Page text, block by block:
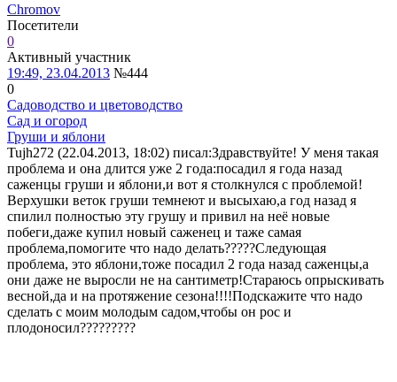
Chromov
Посетители
0
Активный участник
19:49, 23.04.2013 №444
0
Садоводство и цветоводство
Сад и огород
Груши и яблони
Tujh272 (22.04.2013, 18:02) писал:Здравствуйте! У меня такая
проблема и она длится уже 2 года:посадил я года назад
саженцы груши и яблони,и вот я столкнулся с проблемой!
Верхушки веток груши темнеют и высыхаю,а год назад я
спилил полностью эту грушу и привил на неё новые
побеги,даже купил новый саженец и таже самая
проблема,помогите что надо делать?????Следующая
проблема, это яблони,тоже посадил 2 года назад саженцы,а
они даже не выросли не на сантиметр!Стараюсь опрыскивать
весной,да и на протяжение сезона!!!!Подскажите что надо
сделать с моим молодым садом,чтобы он рос и
плодоносил?????????